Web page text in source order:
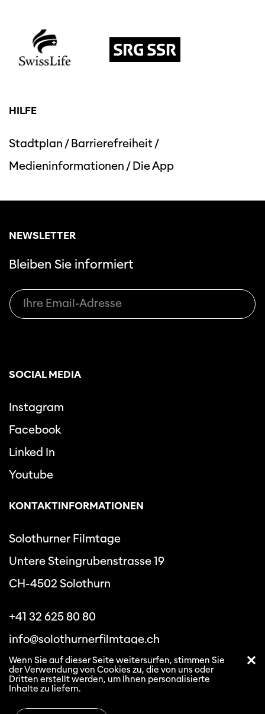
HILFE
Stadtplan /Barrierefreiheit/
Medieninformationen /Die App
NEWSLETTER
Bleiben Sie informiert
SOCIAL MEDIA
Instagram
Facebook
Linked In
Youtube
KONTAKTINFORMATIONEN
Solothurner Filmtage
Untere Steingrubenstrasse 19
CH-4502 Solothurn
+41 32 625 80 80
info@solothurnerfilmtage.ch
Datenschutzbestimmungen
Wenn Sie auf dieser Seite weitersurfen, stimmen Sie
der Verwendung von Cookies zu, die von uns oder
Dritten erstellt werden, um Ihnen personalisierte
Inhalte zu liefern.